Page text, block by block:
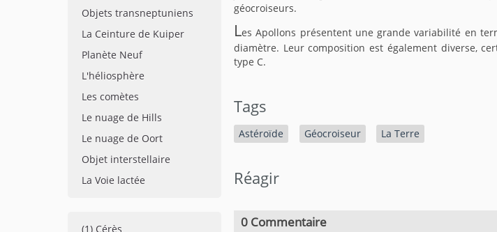
Objets transneptuniens
La Ceinture de Kuiper
Planète Neuf
L'héliosphère
Les comètes
Le nuage de Hills
Le nuage de Oort
Objet interstellaire
La Voie lactée
(1) Cérès
géocroiseurs.
Les Apollons présentent une grande variabilité en
diamètre. Leur composition est également diverse,
type C.
Tags
Astéroïde Géocroiseur La Terre
Réagir
0 Commentaire